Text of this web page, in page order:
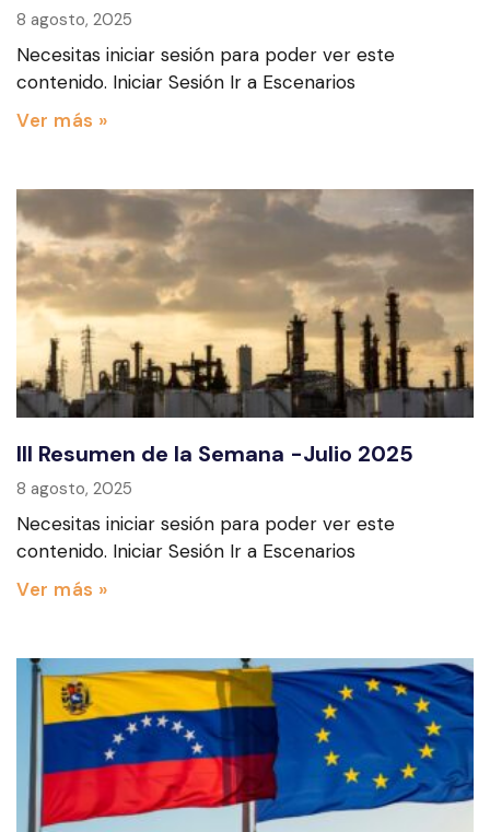
8 agosto, 2025
Necesitas iniciar sesión para poder ver este
contenido. Iniciar Sesión Ir a Escenarios
Ver más »
III Resumen de la Semana -Julio 2025
8 agosto, 2025
Necesitas iniciar sesión para poder ver este
contenido. Iniciar Sesión Ir a Escenarios
Ver más »